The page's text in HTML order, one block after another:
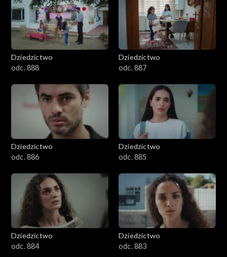
Dziedzictwo
odc. 888
Dziedzictwo
odc. 887
Dziedzictwo
odc. 886
Dziedzictwo
odc. 885
Dziedzictwo
odc. 884
Dziedzictwo
odc. 883